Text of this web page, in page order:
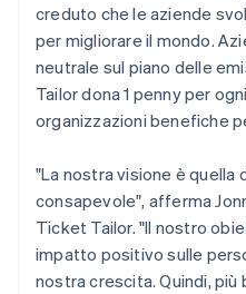
creduto che le aziende
per migliorare il mondo.
neutrale sul piano delle
Tailor dona 1 penny per
organizzazioni benefiche
"La nostra visione è quella
consapevole", afferma
Ticket Tailor. "Il nostro
impatto positivo sulle
nostra crescita. Quindi,